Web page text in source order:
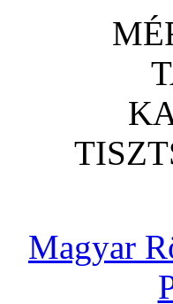
Magyar